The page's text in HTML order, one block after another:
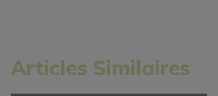
Articles Similaires